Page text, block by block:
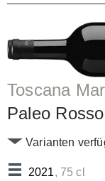
Toscana
Paleo
2021, 75 cl
Varianten